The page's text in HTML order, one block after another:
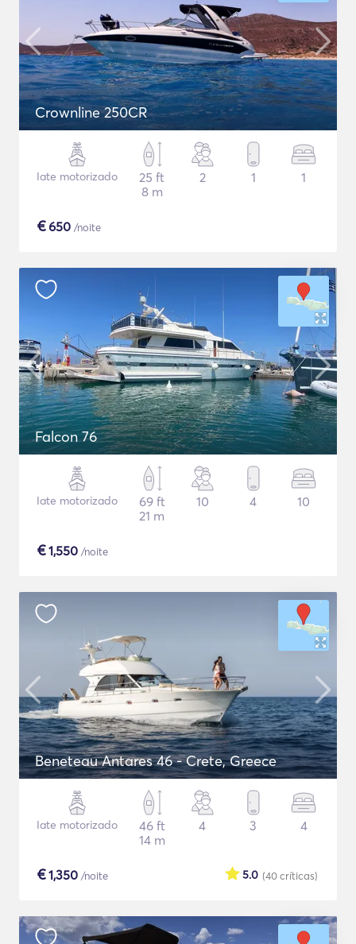
Crownline 250CR
Iate motorizado
25 ft
8 m
2 1 1
€650 /noite
Falcon 76
Iate motorizado
69 ft
21 m
10 4 10
€1,550 /noite
Beneteau Antares 46 - Crete, Greece
Iate motorizado
46 ft
14 m
4 3 4
€1,350 /noite (40críticas)
5.0